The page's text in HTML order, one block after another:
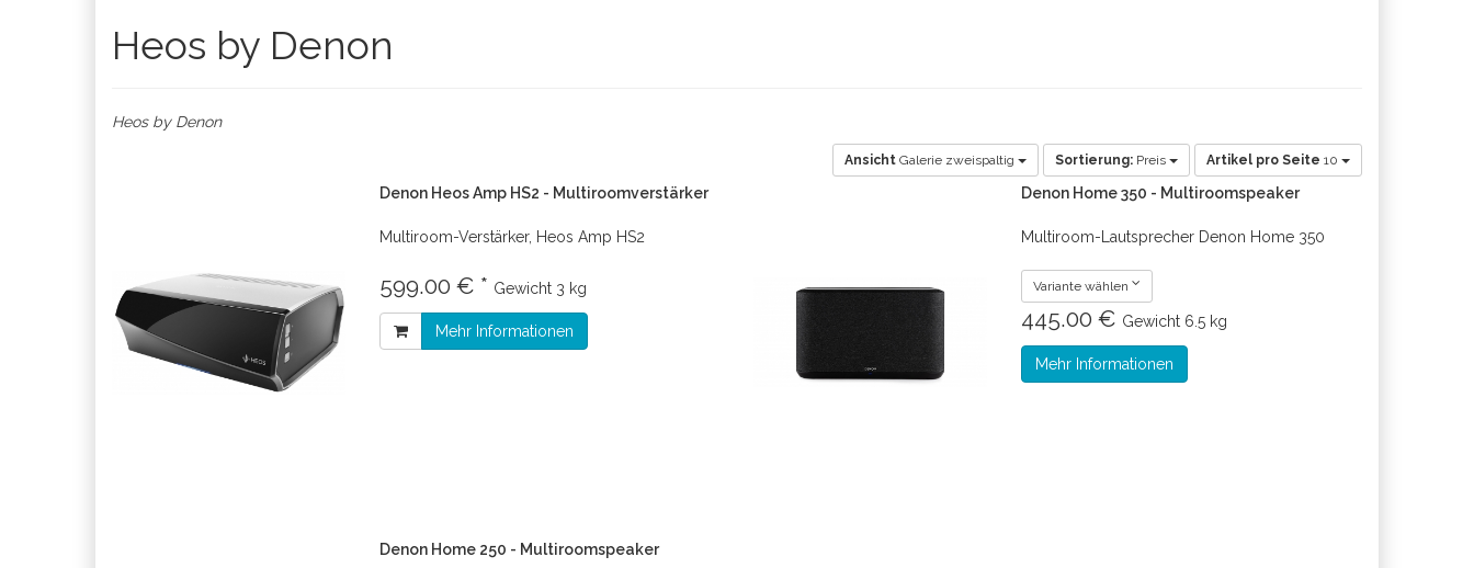
Heos by Denon
Heos by Denon
Ansicht Galerie zweispaltig Sortierung: Preis Artikel pro Seite 10
Denon Heos Amp HS2 - Multiroomverstärker
Multiroom-Verstärker, Heos Amp HS2
599.00 € * Gewicht 3 kg
Mehr Informationen
Denon Home 350 - Multiroomspeaker
Multiroom-Lautsprecher Denon Home 350
Variante wählen
445.00 € Gewicht 6.5 kg
Mehr Informationen
Denon Home 250 - Multiroomspeaker